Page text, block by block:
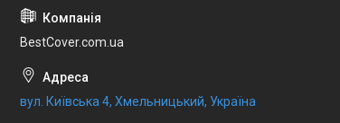
BestCover.com.ua
вул. Київська 4, Хмельницький, Україна